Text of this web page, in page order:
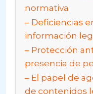
normativa
Deficiencias
información
Protección
presencia de
El papel de
de contenidos